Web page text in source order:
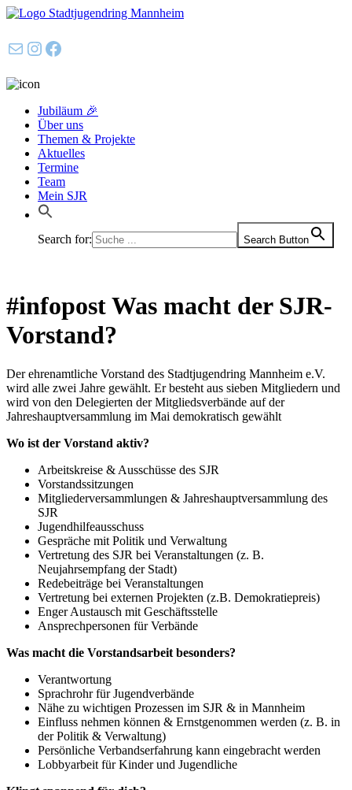
E-MailInstagram
Facebook
Jubiläum 🎉
Über uns
Themen & Projekte
Aktuelles
Termine
Team
Mein SJR
Search for: Search Button
#infopost Was macht der SJR-
Vorstand?
Der ehrenamtliche Vorstand des Stadtjugendring Mannheim e.V.
wird alle zwei Jahre gewählt. Er besteht aus sieben Mitgliedern und
wird von den Delegierten der Mitgliedsverbände auf der
Jahreshauptversammlung im Mai demokratisch gewählt
Wo ist der Vorstand aktiv?
Arbeitskreise & Ausschüsse des SJR
Vorstandssitzungen
Mitgliederversammlungen & Jahreshauptversammlung des
SJR
Jugendhilfeausschuss
Gespräche mit Politik und Verwaltung
Vertretung des SJR bei Veranstaltungen (z. B.
Neujahrsempfang der Stadt)
Redebeiträge bei Veranstaltungen
Vertretung bei externen Projekten (z.B. Demokratiepreis)
Enger Austausch mit Geschäftsstelle
Ansprechpersonen für Verbände
Was macht die Vorstandsarbeit besonders?
Verantwortung
Sprachrohr für Jugendverbände
Nähe zu wichtigen Prozessen im SJR & in Mannheim
Einfluss nehmen können & Ernstgenommen werden (z. B. in
der Politik & Verwaltung)
Persönliche Verbandserfahrung kann eingebracht werden
Lobbyarbeit für Kinder und Jugendliche